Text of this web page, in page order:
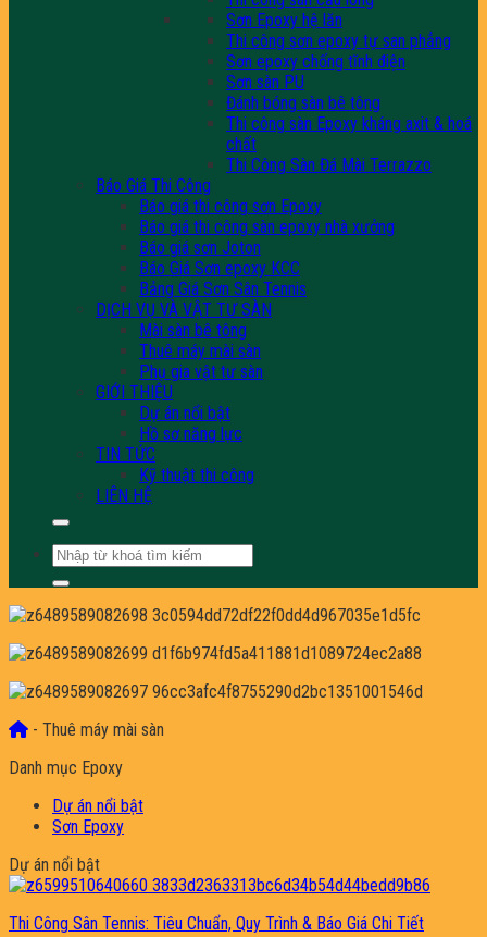
Sơn Epoxy hệ lăn
Thi công sơn epoxy tự san phẳng
Sơn epoxy chống tĩnh điện
Sơn sàn PU
Đánh bóng sàn bê tông
Thi công sàn Epoxy kháng axit & hoá
chất
Thi Công Sàn Đá Mài Terrazzo
Báo Giá Thi Công
Báo giá thi công sơn Epoxy
Báo giá thi công sàn epoxy nhà xưởng
Báo giá sơn Joton
Báo Giá Sơn epoxy KCC
Bảng Giá Sơn Sân Tennis
DỊCH VỤ VÀ VẬT TƯ SÀN
Mài sàn bê tông
Thuê máy mài sàn
Phụ gia vật tư sàn
GIỚI THIỆU
Dự án nổi bật
Hồ sơ năng lực
TIN TỨC
Kỹ thuật thi công
LIÊN HỆ
Tìm
kiếm:
- Thuê máy mài sàn
Danh mục Epoxy
Dự án nổi bật
Sơn Epoxy
Dự án nổi bật
Thi Công Sân Tennis: Tiêu Chuẩn, Quy Trình & Báo Giá Chi Tiết